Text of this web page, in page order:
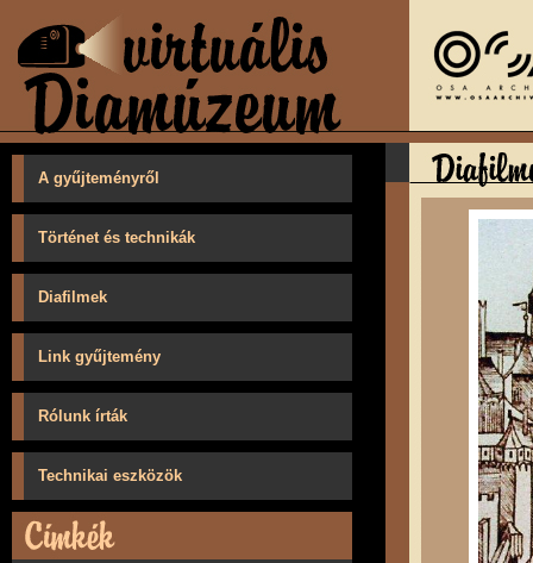
A gyűjteményről
Történet és technikák
Diafilmek
Link gyűjtemény
Rólunk írták
Technikai eszközök